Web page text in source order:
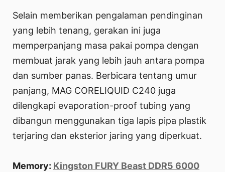
Selain memberikan pengalaman pendinginan
yang lebih tenang, gerakan ini juga
memperpanjang masa pakai pompa dengan
membuat jarak yang lebih jauh antara pompa
dan sumber panas. Berbicara tentang umur
panjang, MAG CORELIQUID C240 juga
dilengkapi evaporation-proof tubing yang
dibangun menggunakan tiga lapis pipa plastik
terjaring dan eksterior jaring yang diperkuat.
Memory: Kingston FURY Beast DDR5 6000